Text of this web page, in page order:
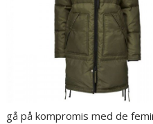
gå på kompromis med de